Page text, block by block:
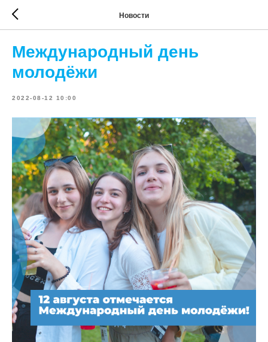
Новости
Международный день
молодёжи
2022-08-12 10:00